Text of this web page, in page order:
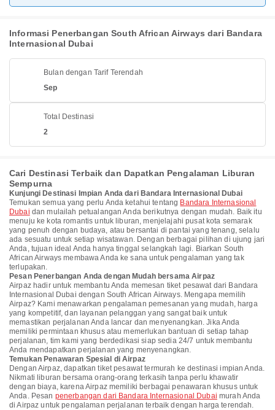
Informasi Penerbangan South African Airways dari Bandara
Internasional Dubai
Bulan dengan Tarif Terendah
Sep
Total Destinasi
2
Cari Destinasi Terbaik dan Dapatkan Pengalaman Liburan
Sempurna
Kunjungi Destinasi Impian Anda dari Bandara Internasional Dubai
Temukan semua yang perlu Anda ketahui tentang Bandara Internasional
Dubai dan mulailah petualangan Anda berikutnya dengan mudah. Baik itu
menuju ke kota romantis untuk liburan, menjelajahi pusat kota semarak
yang penuh dengan budaya, atau bersantai di pantai yang tenang, selalu
ada sesuatu untuk setiap wisatawan. Dengan berbagai pilihan di ujung jari
Anda, tujuan ideal Anda hanya tinggal selangkah lagi. Biarkan South
African Airways membawa Anda ke sana untuk pengalaman yang tak
terlupakan.
Pesan Penerbangan Anda dengan Mudah bersama Airpaz
Airpaz hadir untuk membantu Anda memesan tiket pesawat dari Bandara
Internasional Dubai dengan South African Airways. Mengapa memilih
Airpaz? Kami menawarkan pengalaman pemesanan yang mudah, harga
yang kompetitif, dan layanan pelanggan yang sangat baik untuk
memastikan perjalanan Anda lancar dan menyenangkan. Jika Anda
memiliki permintaan khusus atau memerlukan bantuan di setiap tahap
perjalanan, tim kami yang berdedikasi siap sedia 24/7 untuk membantu
Anda mendapatkan perjalanan yang menyenangkan.
Temukan Penawaran Spesial di Airpaz
Dengan Airpaz, dapatkan tiket pesawat termurah ke destinasi impian Anda.
Nikmati liburan bersama orang-orang terkasih tanpa perlu khawatir
dengan biaya, karena Airpaz memiliki berbagai penawaran khusus untuk
Anda. Pesan penerbangan dari Bandara Internasional Dubai murah Anda
di Airpaz untuk pengalaman perjalanan terbaik dengan harga terendah.